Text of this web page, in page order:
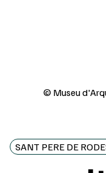
© Museu
SANT PERE DE